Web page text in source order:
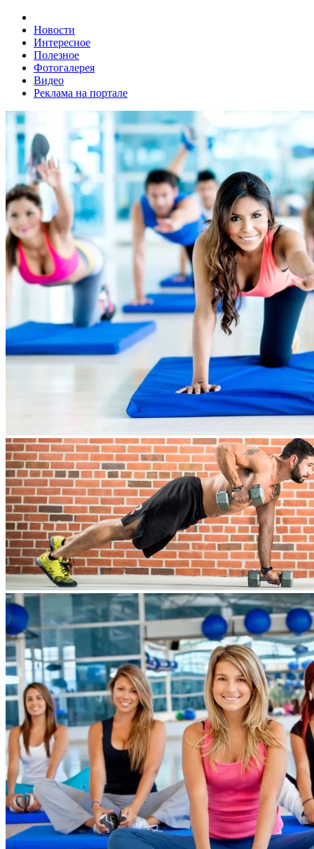
Новости
Интересное
Полезное
Фотогалерея
Видео
Реклама на портале